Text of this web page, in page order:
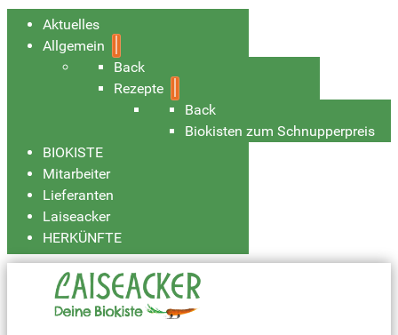
Aktuelles
Allgemein
Back
Rezepte
Back
Biokisten zum Schnupperpreis
BIOKISTE
Mitarbeiter
Lieferanten
Laiseacker
HERKÜNFTE